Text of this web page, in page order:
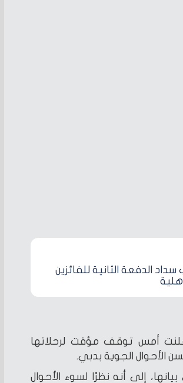
الدفعة الثانية للفائزين
أمس توقف مؤقت لرحلاتها
الأحوال الجوية بدبي.
إلى أنه نظرًا لسوء الأحوال